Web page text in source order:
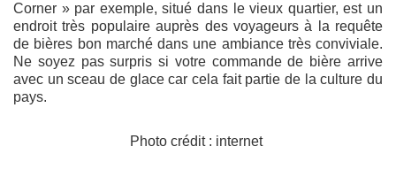
Corner » par exemple, situé dans le vieux quartier, est un
endroit très populaire auprès des voyageurs à la requête
de bières bon marché dans une ambiance très conviviale.
Ne soyez pas surpris si votre commande de bière arrive
avec un sceau de glace car cela fait partie de la culture du
pays.
Photo crédit : internet